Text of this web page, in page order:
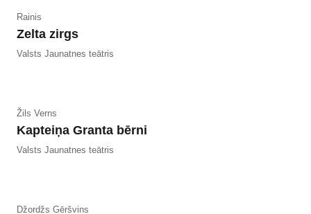
Rainis
Zelta zirgs
Valsts Jaunatnes teātris
Žils Verns
Kapteiņa Granta bērni
Valsts Jaunatnes teātris
Džordžs Gēršvins